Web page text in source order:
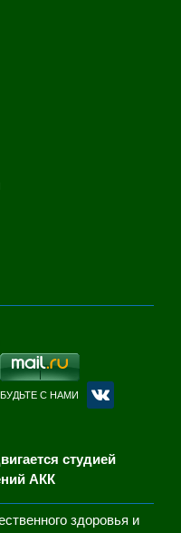
БУДЬТЕ С НАМИ
студией
АКК
здоровья и